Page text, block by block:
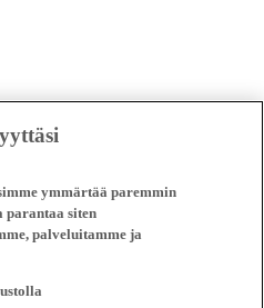
ymmärtää paremmin
parantaa siten
palveluitamme ja